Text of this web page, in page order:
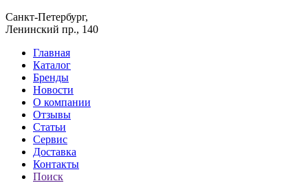
Санкт-Петербург,
Ленинский пр., 140
Главная
Каталог
Бренды
Новости
О компании
Отзывы
Статьи
Сервис
Доставка
Контакты
Поиск